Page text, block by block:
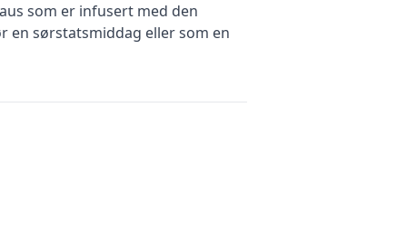
som er infusert med den
en sørstatsmiddag eller som en